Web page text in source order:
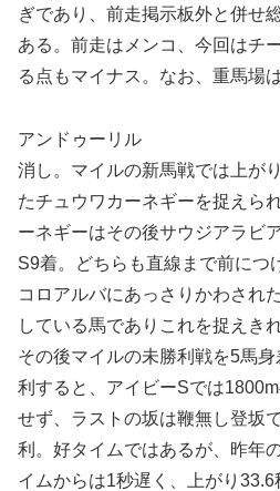
ぎであり、前走掲示板外と併せ
ある。前走はメンコ、今回はチ
る点もマイナス。なお、重馬場は
アンドゥーリル
消し。マイルの新馬戦では上が
たチュウワカーネギーを捉えら
ーネギーはその後サウジアラビ
S9着。どちらも直線まで前につ
コロアルバにあっさりかわされ
している馬でありこれを捉えき
その後マイルの未勝利戦を5馬
利すると、アイビーSでは
せず、ラストの坂は鞭無し登坂
利。好タイムではあるが、昨年
イムからは1秒遅く、上がり